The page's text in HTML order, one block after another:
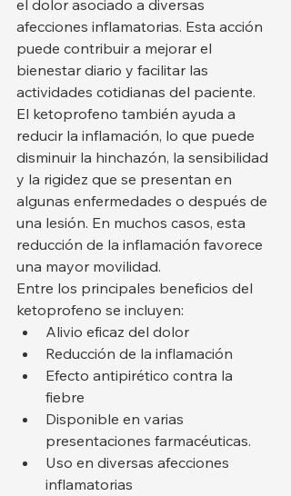
el dolor asociado a diversas
afecciones inflamatorias. Esta acción
puede contribuir a mejorar el
bienestar diario y facilitar las
actividades cotidianas del paciente.
El ketoprofeno también ayuda a
reducir la inflamación, lo que puede
disminuir la hinchazón, la sensibilidad
y la rigidez que se presentan en
algunas enfermedades o después de
una lesión. En muchos casos, esta
reducción de la inflamación favorece
una mayor movilidad.
Entre los principales beneficios del
ketoprofeno se incluyen:
Alivio eficaz del dolor
Reducción de la inflamación
Efecto antipirético contra la
fiebre
Disponible en varias
presentaciones farmacéuticas.
Uso en diversas afecciones
inflamatorias